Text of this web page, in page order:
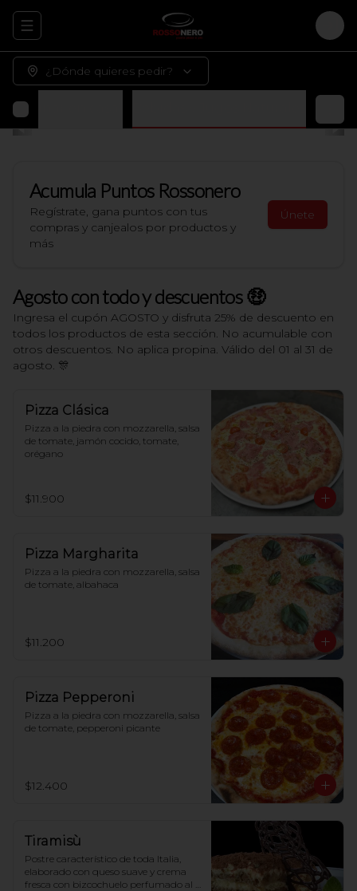
Abrir menu de navegación
¿Dónde quieres pedir?
en casa)
Acumula Puntos Rossonero
Regístrate, gana puntos con tus
compras y canjealos por productos y
más
Únete
Agosto con todo y descuentos 🤑
Ingresa el cupón AGOSTO y disfruta 25% de descuento en
todos los productos de esta sección. No acumulable con
otros descuentos. No aplica propina. Válido del 01 al 31 de
agosto. 🎊
Pizza Clásica
Pizza a la piedra con mozzarella, salsa
de tomate, jamón cocido, tomate,
orégano
$11.900
Pizza Margharita
Pizza a la piedra con mozzarella, salsa
de tomate, albahaca
$11.200
Pizza Pepperoni
Pizza a la piedra con mozzarella, salsa
de tomate, pepperoni picante
$12.400
Tiramisù
Postre característico de toda Italia,
elaborado con queso suave y crema
fresca con bizcochuelo perfumado al